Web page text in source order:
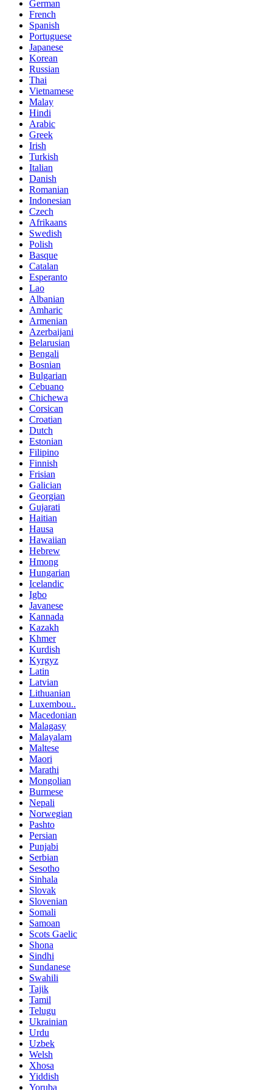
German
French
Spanish
Portuguese
Japanese
Korean
Russian
Thai
Vietnamese
Malay
Hindi
Arabic
Greek
Irish
Turkish
Italian
Danish
Romanian
Indonesian
Czech
Afrikaans
Swedish
Polish
Basque
Catalan
Esperanto
Lao
Albanian
Amharic
Armenian
Azerbaijani
Belarusian
Bengali
Bosnian
Bulgarian
Cebuano
Chichewa
Corsican
Croatian
Dutch
Estonian
Filipino
Finnish
Frisian
Galician
Georgian
Gujarati
Haitian
Hausa
Hawaiian
Hebrew
Hmong
Hungarian
Icelandic
Igbo
Javanese
Kannada
Kazakh
Khmer
Kurdish
Kyrgyz
Latin
Latvian
Lithuanian
Luxembou..
Macedonian
Malagasy
Malayalam
Maltese
Maori
Marathi
Mongolian
Burmese
Nepali
Norwegian
Pashto
Persian
Punjabi
Serbian
Sesotho
Sinhala
Slovak
Slovenian
Somali
Samoan
Scots Gaelic
Shona
Sindhi
Sundanese
Swahili
Tajik
Tamil
Telugu
Ukrainian
Urdu
Uzbek
Welsh
Xhosa
Yiddish
Yoruba